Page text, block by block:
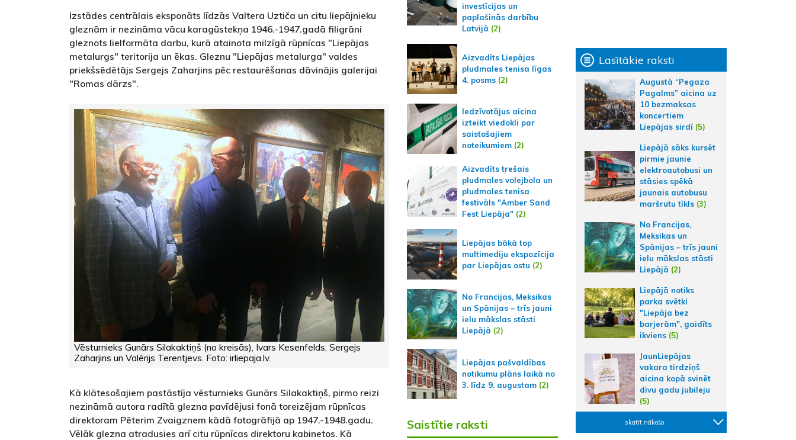
Izstādes centrālais eksponāts līdzās Valtera Uztiča un citu liepājnieku
gleznām ir nezināma vācu karagūstekņa 1946.-1947.gadā filigrāni
gleznots lielformāta darbu, kurā atainota milzīgā rūpnīcas "Liepājas
metalurgs" teritorija un ēkas. Gleznu "Liepājas metalurga" valdes
priekšsēdētājs Sergejs Zaharjins pēc restaurēšanas dāvinājis galerijai
"Romas dārzs".
Vēsturnieks Gunārs Silakaktiņš (no kreisās), Ivars Kesenfelds, Sergejs
Zaharjins un Valērijs Terentjevs. Foto: irliepaja.lv.
Kā klātesošajiem pastāstīja vēsturnieks Gunārs Silakaktiņš, pirmo reizi
nezināmā autora radītā glezna pavīdējusi fonā toreizējam rūpnīcas
direktoram Pēterim Zvaigznem kādā fotogrāfijā ap 1947.-1948.gadu.
Vēlāk glezna atradusies arī citu rūpnīcas direktoru kabinetos. Kā
investīcijas un
paplašinās darbību
Latvijā (2)
Aizvadīts Liepājas
pludmales tenisa līgas
4. posms(2)
Iedzīvotājus aicina
izteikt viedokli par
saistošajiem
noteikumiem (2)
Aizvadīts trešais
pludmales volejbola un
pludmales tenisa
festivāls "Amber Sand
Fest Liepāja"(2)
Liepājas bākā top
multimediju ekspozīcija
par Liepājas ostu (2)
No Francijas, Meksikas
un Spānijas – trīs jauni
ielu mākslas stāsti
Liepājā (2)
Liepājas pašvaldības
notikumu plāns laikā no
3. līdz 9. augustam(2)
Saistītie raksti
Lasītākie raksti
Augustā “Pegaza
Pagalms” aicina uz
10 bezmaksas
koncertiem
Liepājas sirdī (5)
Liepājā sāks kursēt
pirmie jaunie
elektroautobusi un
stāsies spēkā
jaunais autobusu
maršrutu tīkls (3)
No Francijas,
Meksikas un
Spānijas – trīs jauni
ielu mākslas stāsti
Liepājā (2)
Liepājā notiks
parka svētki
"Liepāja bez
barjerām", gaidīts
ikviens (5)
JaunLiepājas
vakara tirdziņš
aicina kopā svinēt
divu gadu jubileju
(5)
skatīt nākošo